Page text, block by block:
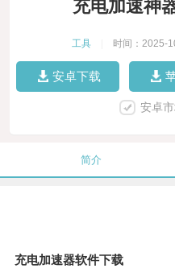
充电加速神
工具 时间：2025-
安卓下载
安卓
简介
充电加速器软件下载